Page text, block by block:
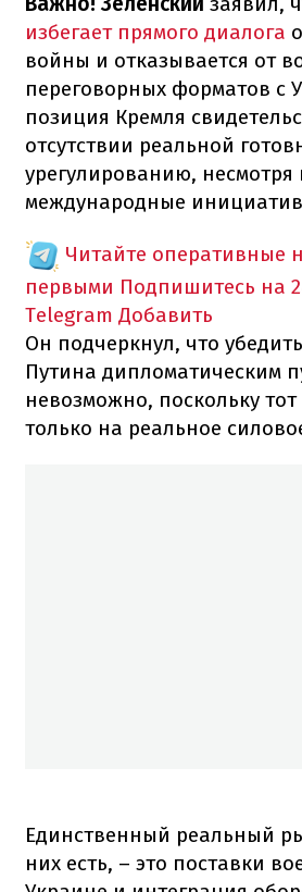
избегает прямого диалога
войны и отказывается от
переговорных форматов с
позиция Кремля
отсутствии реальной
урегулированию, несмотря
международные
Читайте оперативные
первыми Подпишитесь на
Telegram Добавить
Он подчеркнул, что
Путина дипломатическим
невозможно, поскольку тот
только на реальное
Единственный реальный
них есть, – это поставки